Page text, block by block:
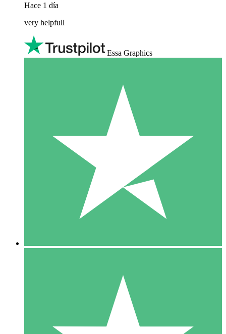
Hace 1 día
very helpfull
Essa Graphics